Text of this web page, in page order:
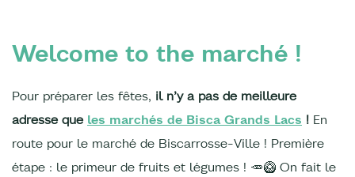
Welcome to the marché !
Pour préparer les fêtes, il n’y a pas de meilleure
adresse que les marchés de Bisca Grands Lacs ! En
route pour le marché de Biscarrosse-Ville ! Première
étape : le primeur de fruits et légumes ! 🥕🥝 On fait le